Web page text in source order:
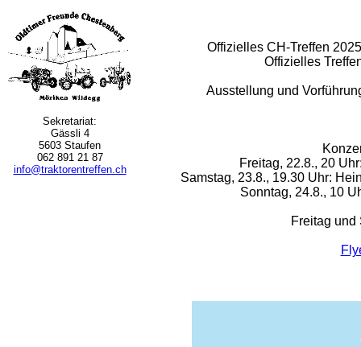
Sekretariat:
Gässli 4
5603 Staufen
062 891 21 87
info@traktorentreffen.ch
Offizielles CH-Treffen
Offizielles
Ausstellung und
Freitag, 22.8., 20
Samstag, 23.8., 19.30 Uhr:
Sonntag, 24.8., 10
Freitag und